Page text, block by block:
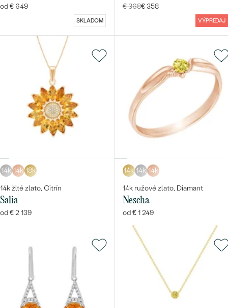
od € 649
SKLADOM
€ 368€ 358
VÝPREDAJ
14k 14k 18k
14k žlté zlato, Citrín
Salia
od € 2 139
14k 14k 14k
14k ružové zlato, Diamant
Nescha
od € 1 249